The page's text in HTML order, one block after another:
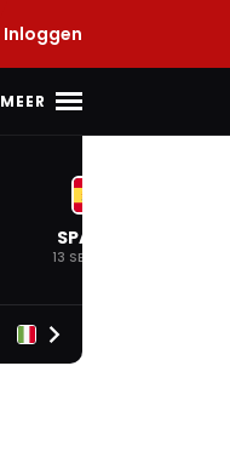
Inloggen
MEER
SPANJE
13 SEP. 2026